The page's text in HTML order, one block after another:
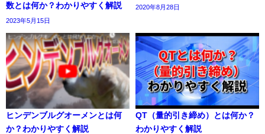
数とは何か？わかりやすく解説
2023年5月15日
2020年8月28日
ヒンデンブルグオーメンとは何
か？わかりやすく解説
QT（量的引き締め）とは何か？
わかりやすく解説